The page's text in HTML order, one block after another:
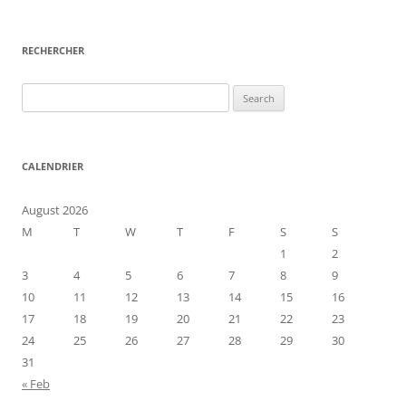
RECHERCHER
for:
CALENDRIER
August 2026
M
T W T F S
S
1
2
3
4 5 6 7 8
9
10
11 12 13 14 15
16
17
18 19 20 21 22
23
24
25 26 27 28 29
30
31
« Feb